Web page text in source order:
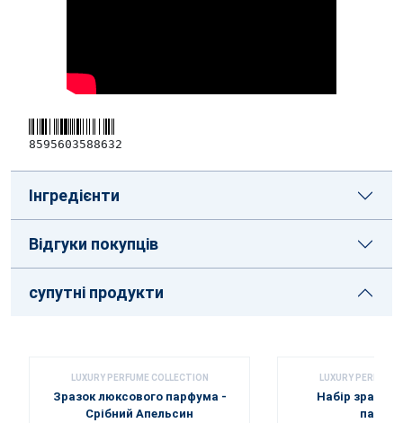
8595603588632
Інгредієнти
Відгуки покупців
супутні продукти
LUXURY PERFUME COLLECTION
Зразок люксового парфума -
Срібний Апельсин
LUXURY
Набір